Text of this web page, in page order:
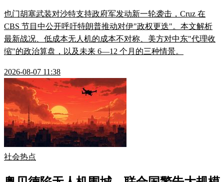
也门胡塞武装对沙特支持政府军发动新一轮袭击，Cruz 在
CBS 节目中公开呼吁特朗普推动对伊"政权更迭"。本文解析
最新战况、低成本无人机的成本不对称、美方对中东"代理收
缩"的政治算盘，以及未来 6—12 个月的三种情景。
2026-08-07 11:38
社会热点